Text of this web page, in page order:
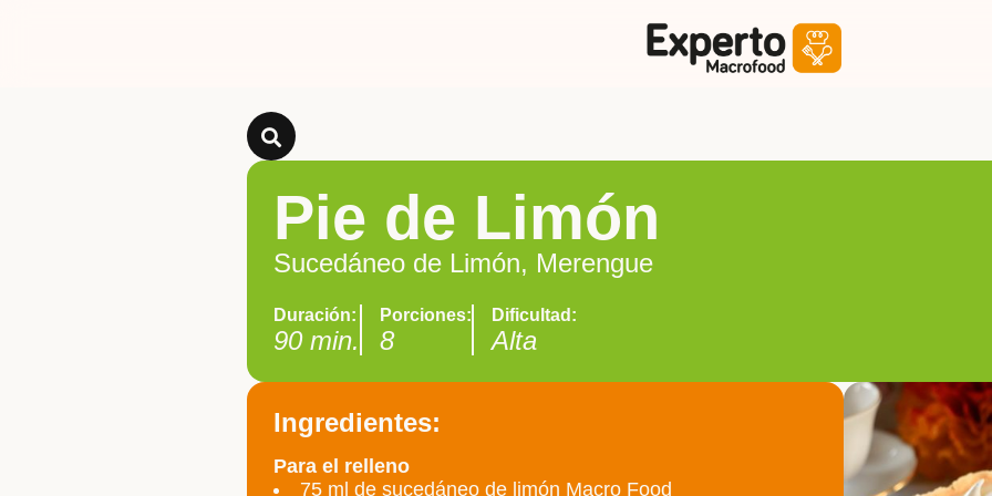
Pie de Limón
Sucedáneo de Limón, Merengue
Duración:
90 min.
Porciones:
8
Dificultad:
Alta
Ingredientes:
Para el relleno
75 ml de sucedáneo de limón Macro Food